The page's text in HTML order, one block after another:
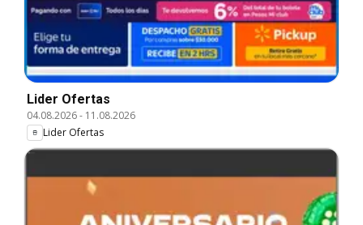
Lider Ofertas
04.08.2026- 11.08.2026
Lider Ofertas